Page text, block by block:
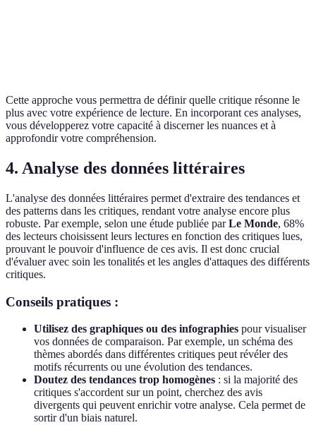
Cette approche vous permettra de définir quelle critique résonne le
plus avec votre expérience de lecture. En incorporant ces analyses,
vous développerez votre capacité à discerner les nuances et à
approfondir votre compréhension.
4. Analyse des données littéraires
L'analyse des données littéraires permet d'extraire des tendances et
des patterns dans les critiques, rendant votre analyse encore plus
robuste. Par exemple, selon une étude publiée parLe Monde, 68%
des lecteurs choisissent leurs lectures en fonction des critiques lues,
prouvant le pouvoir d'influence de ces avis. Il est donc crucial
d'évaluer avec soin les tonalités et les angles d'attaques des différents
critiques.
Conseils pratiques :
Utilisez des graphiques ou des infographies pour visualiser
vos données de comparaison. Par exemple, un schéma des
thèmes abordés dans différentes critiques peut révéler des
motifs récurrents ou une évolution des tendances.
Doutez des tendances trop homogènes : si la majorité des
critiques s'accordent sur un point, cherchez des avis
divergents qui peuvent enrichir votre analyse. Cela permet de
sortir d'un biais naturel.